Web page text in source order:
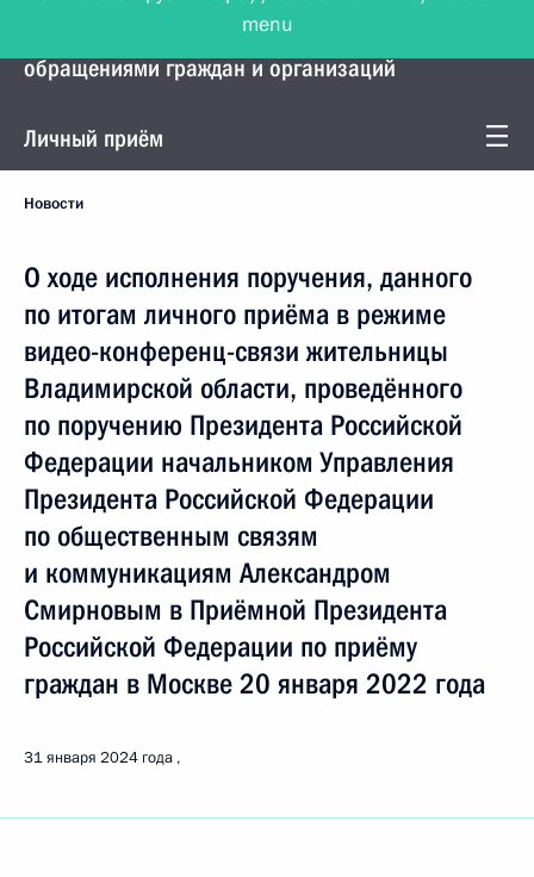
Управление Президента по работе с
обращениями граждан и организаций
Личный приём
Новости
О ходе исполнения поручения, данного
по итогам личного приёма в режиме
видео-конференц-связи жительницы
Владимирской области, проведённого
по поручению Президента Российской
Федерации начальником Управления
Президента Российской Федерации
по общественным связям
и коммуникациям Александром
Смирновым в Приёмной Президента
Российской Федерации по приёму
граждан в Москве 20 января 2022 года
31 января 2024 года
menu